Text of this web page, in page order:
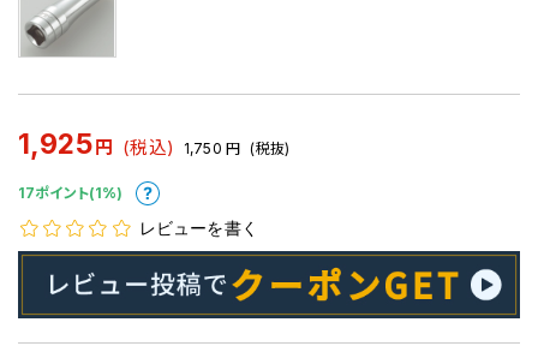
1,925 円 (税込) 1,750 円 (税抜)
17ポイント(1%)
レビューを書く